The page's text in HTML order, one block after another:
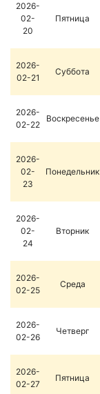
2026-
02-
20
Пятница
2026-
02-21
Суббота
2026-
02-22
Воскресенье
2026-
02-
23
Понедельник
2026-
02-
24
Вторник
2026-
02-25
Среда
2026-
02-26
Четверг
2026-
02-27
Пятница